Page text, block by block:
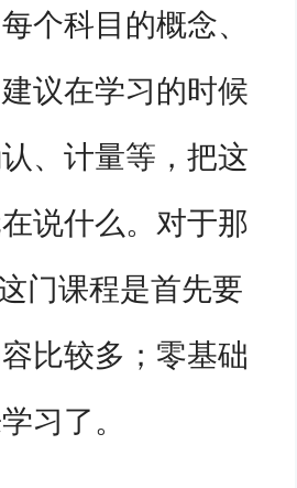
个科目的概念、
议在学习的时候
、计量等，把这
说什么。对于那
门课程是首先要
比较多；零基础
习了。